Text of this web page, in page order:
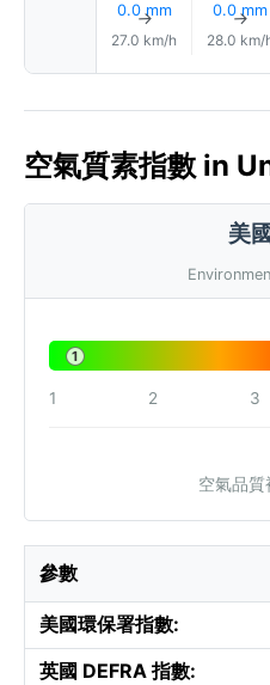
0.0 mm
↑
27.0 km/h
0.0 mm
↑
28.0 km/
空氣質素指數 in
美
1
1 2 3
空氣品
參數
美國環保署指數:
英國 DEFRA 指數: